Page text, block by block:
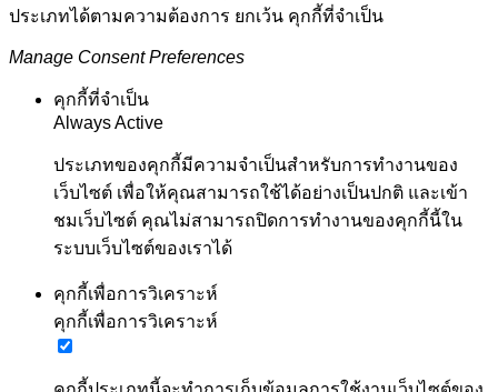
ประเภทได้ตามความต้องการ ยกเว้น คุกกี้ที่จำเป็น
Manage Consent Preferences
คุกกี้ที่จำเป็น
Always Active
ประเภทของคุกกี้มีความจำเป็นสำหรับการทำงานของ
เว็บไซต์ เพื่อให้คุณสามารถใช้ได้อย่างเป็นปกติ และเข้า
ชมเว็บไซต์ คุณไม่สามารถปิดการทำงานของคุกกี้นี้ใน
ระบบเว็บไซต์ของเราได้
คุกกี้เพื่อการวิเคราะห์
คุกกี้เพื่อการวิเคราะห์